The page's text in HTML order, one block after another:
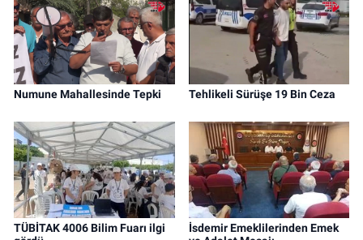
Numune Mahallesinde Tepki Tehlikeli Sürüşe 19 Bin Ceza
TÜBİTAK 4006 Bilim Fuarı ilgi
İsdemir Emeklilerinden Emek